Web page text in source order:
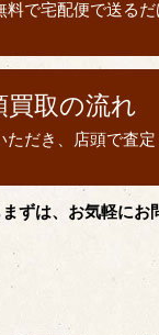
料で宅配便で送るだ
買取の流れ
ただき、店頭で査定
ずは、お気軽にお